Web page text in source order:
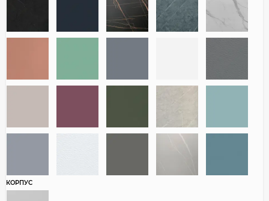
КОРПУС